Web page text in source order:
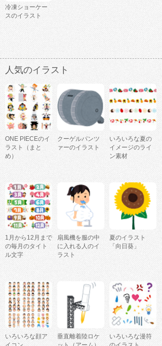
冷凍ショーケー
スのイラスト
人気のイラスト
ONE PIECEのイ
ラスト（まと
め）
クーゲルパンツ
ァーのイラスト
いろいろな夏の
イメージのライ
ン素材
1月から12月まで
の毎月のタイト
ル文字
扇風機を服の中
に入れる人のイ
ラスト
夏のイラスト
「向日葵」
いろいろな顔ア
垂直離着陸ロケ
いろいろな漫符